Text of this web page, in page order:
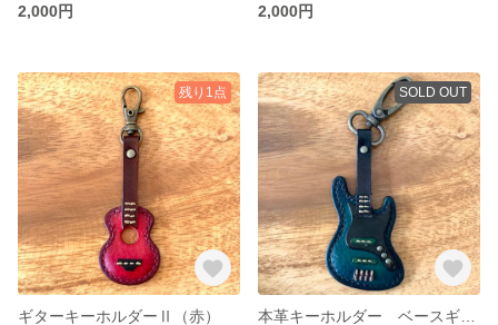
2,000円
2,000円
残り1点
ギターキーホルダーⅡ（赤）
SOLD OUT